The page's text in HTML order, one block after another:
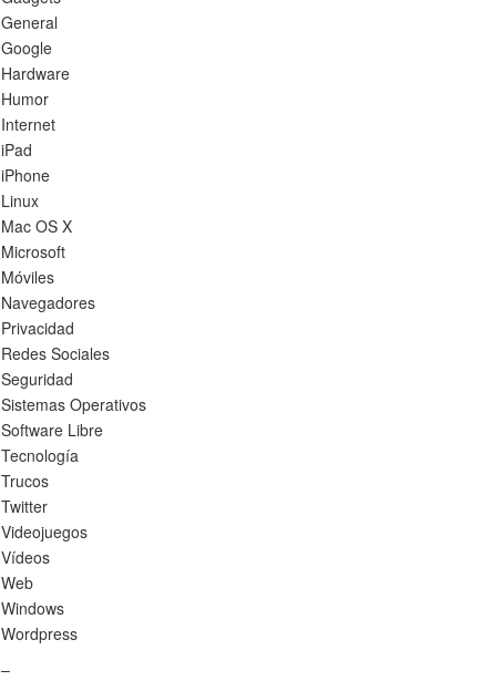
General
Google
Hardware
Humor
Internet
iPad
iPhone
Linux
Mac OS X
Microsoft
Móviles
Navegadores
Privacidad
Redes Sociales
Seguridad
Sistemas Operativos
Software Libre
Tecnología
Trucos
Twitter
Videojuegos
Vídeos
Web
Windows
Wordpress
–